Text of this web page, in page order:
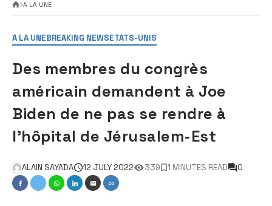
A LA UNE
A LA UNEBREAKING NEWSETATS-UNIS
Des membres du congrès
américain demandent à Joe
Biden de ne pas se rendre à
l’hôpital de Jérusalem-Est
ALAIN SAYADA 12 JULY 2022 339 1 MINUTES READ 0